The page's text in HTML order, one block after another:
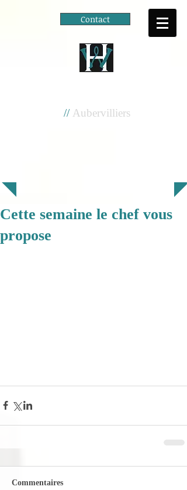
Contact
//Aubervilliers
Cette semaine le chef vous
propose
Commentaires